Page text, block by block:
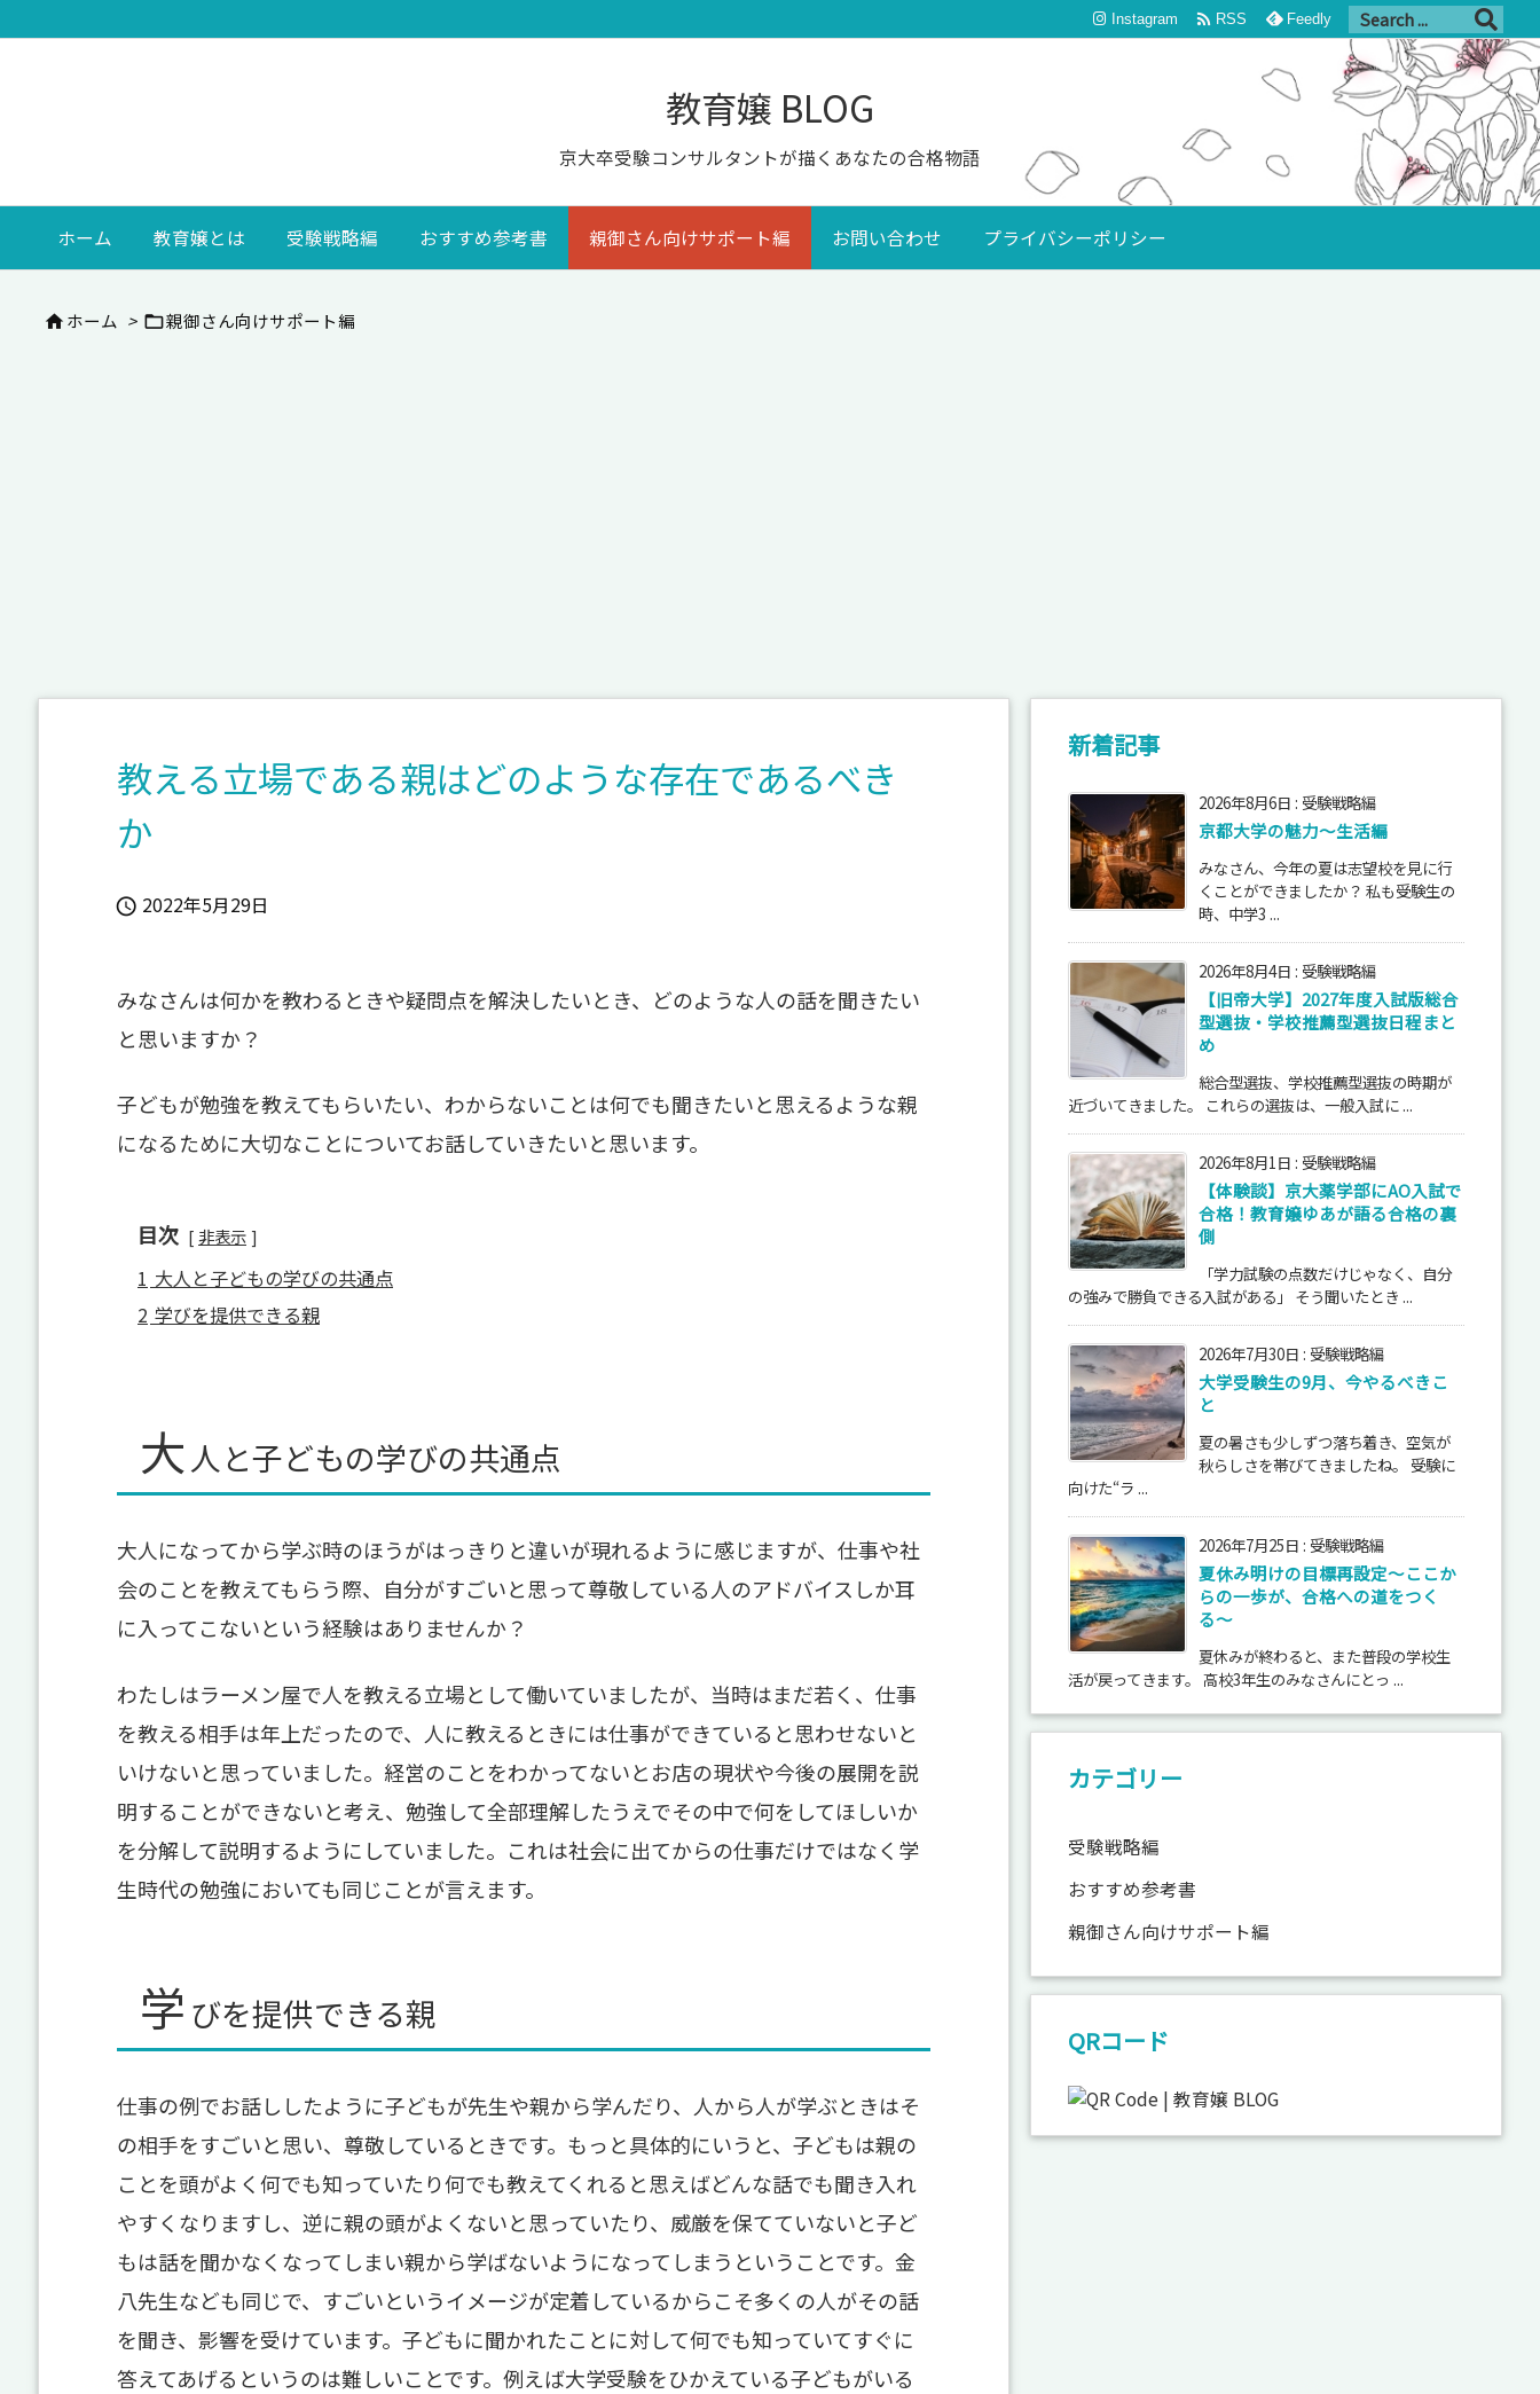
教育嬢 BLOG
京大卒受験コンサルタントが描くあなたの合格物語
ホーム 教育嬢とは 受験戦略編 おすすめ参考書 親御さん向けサポート編 お問い合わせ プライバシーポリシー
Instagram  RSS Feedly
 ホーム > 親御さん向けサポート編
教える立場である親はどのような存在であるべき
か
 2022年5月29日
みなさんは何かを教わるときや疑問点を解決したいとき、どのような人の話を聞きたい
と思いますか？
子どもが勉強を教えてもらいたい、わからないことは何でも聞きたいと思えるような親
になるために大切なことについてお話していきたいと思います。
目次 非表示
1 大人と子どもの学びの共通点
2 学びを提供できる親
大人と子どもの学びの共通点
大人になってから学ぶ時のほうがはっきりと違いが現れるように感じますが、仕事や社
会のことを教えてもらう際、自分がすごいと思って尊敬している人のアドバイスしか耳
に入ってこないという経験はありませんか？
わたしはラーメン屋で人を教える立場として働いていましたが、当時はまだ若く、仕事
を教える相手は年上だったので、人に教えるときには仕事ができていると思わせないと
いけないと思っていました。経営のことをわかってないとお店の現状や今後の展開を説
明することができないと考え、勉強して全部理解したうえでその中で何をしてほしいか
を分解して説明するようにしていました。これは社会に出てからの仕事だけではなく学
生時代の勉強においても同じことが言えます。
学 びを提供できる親
仕事の例でお話ししたように子どもが先生や親から学んだり、人から人が学ぶときはそ
の相手をすごいと思い、尊敬しているときです。もっと具体的にいうと、子どもは親の
ことを頭がよく何でも知っていたり何でも教えてくれると思えばどんな話でも聞き入れ
やすくなりますし、逆に親の頭がよくないと思っていたり、威厳を保てていないと子ど
もは話を聞かなくなってしまい親から学ばないようになってしまうということです。金
八先生なども同じで、すごいというイメージが定着しているからこそ多くの人がその話
を聞き、影響を受けています。子どもに聞かれたことに対して何でも知っていてすぐに
答えてあげるというのは難しいことです。例えば大学受験をひかえている子どもがいる
新着記事
2026年8月6日 : 受験戦略編
京都大学の魅力～生活編
みなさん、今年の夏は志望校を見に行
くことができましたか？ 私も受験生の
時、中学3 ...
2026年8月4日 : 受験戦略編
【旧帝大学】2027年度入試版総合
型選抜・学校推薦型選抜日程まと
め
総合型選抜、学校推薦型選抜の時期が
近づいてきました。 これらの選抜は、一般入試に ...
2026年8月1日 : 受験戦略編
【体験談】京大薬学部にAO入試で
合格！教育嬢ゆあが語る合格の裏
側
「学力試験の点数だけじゃなく、自分
の強みで勝負できる入試がある」 そう聞いたとき ...
2026年7月30日 : 受験戦略編
大学受験生の9月、今やるべきこ
と
夏の暑さも少しずつ落ち着き、空気が
秋らしさを帯びてきましたね。 受験に
向けた“ラ ...
2026年7月25日 : 受験戦略編
夏休み明けの目標再設定〜ここか
らの一歩が、合格への道をつく
る〜
夏休みが終わると、また普段の学校生
活が戻ってきます。 高校3年生のみなさんにとっ ...
カテゴリー
受験戦略編
おすすめ参考書
親御さん向けサポート編
QRコード